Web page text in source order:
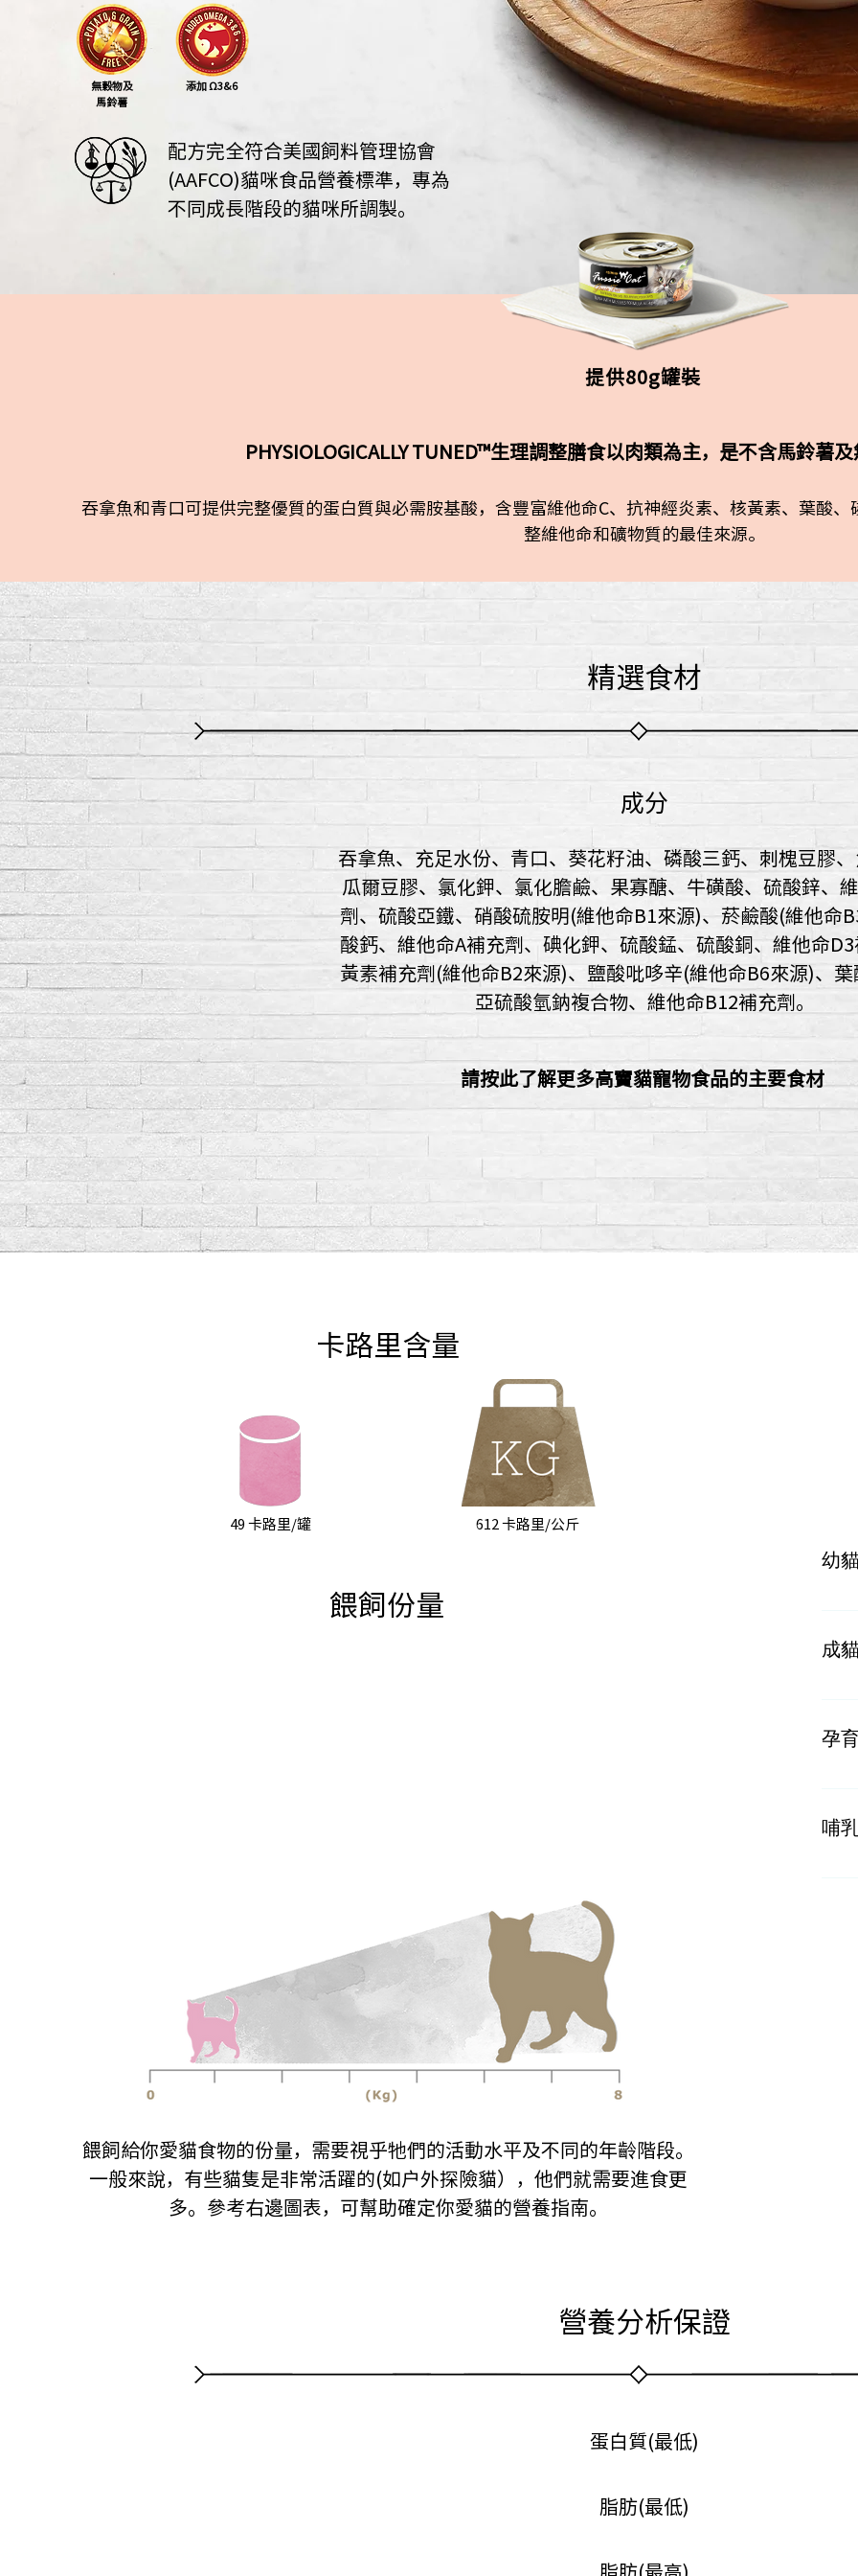
配方完全符合美國飼料管理協會
(AAFCO)貓咪食品營養標準，專為
不同成長階段的貓咪所調製。
無穀物及
馬鈴薯
添加 Ω3&6
提供80g罐裝
PHYSIOLOGICALLY TUNED™生理調整膳食以肉類為主，是不含馬鈴薯
吞拿魚和青口可提供完整優質的蛋白質與必需胺基酸，含豐富維他命C、抗神經炎素、核黃素、葉酸
整維他命和礦物質的最佳來源。
精選食材
成分
吞拿魚、充足水份、青口、葵花籽油、磷酸三鈣、刺槐豆膠、
瓜爾豆膠、氯化鉀、氯化膽鹼、果寡醣、牛磺酸、硫酸鋅、
劑、硫酸亞鐵、硝酸硫胺明(維他命B1來源)、菸鹼酸(維他命
酸鈣、維他命A補充劑、碘化鉀、硫酸錳、硫酸銅、維他命
黃素補充劑(維他命B2來源)、鹽酸吡哆辛(維他命B6來源)、葉
亞硫酸氫鈉複合物、維他命B12補充劑。
請按此了解更多高竇貓寵物食品的主要食材
卡路里含量
49 卡路里/罐 612 卡路里/公斤
餵飼份量
幼
成
孕
哺
餵飼給你愛貓食物的份量，需要視乎牠們的活動水平及不同的年齡階段。
一般來說，有些貓隻是非常活躍的(如戶外探險貓），他們就需要進食更
多。參考右邊圖表，可幫助確定你愛貓的營養指南。
營養分析保證
蛋白質(最低)
脂肪(最低)
脂肪(最高)